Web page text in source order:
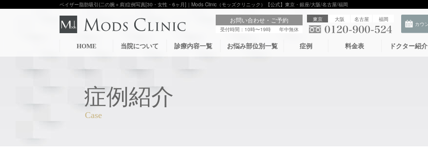
ベイザー脂肪吸引(二の腕＋肩)症例写真[30・女性・6ヶ月]｜Mods Clinic（モッズクリニック）【公式】東京・銀座/大阪/名古屋/福岡
お問い合わせ・ご予約
受付時間：10時〜19時 年中無休
東京 大阪 名古屋 福岡
HOME 当院について 診療内容一覧 お悩み部位別一覧 症例 料金表 ドクター紹介
症例紹介